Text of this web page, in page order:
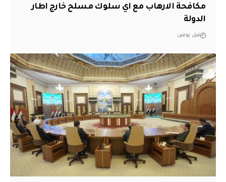
مكافحة الارهاب مع اي سلوك مسلح خارج اطار
الدولة
قبل يومين